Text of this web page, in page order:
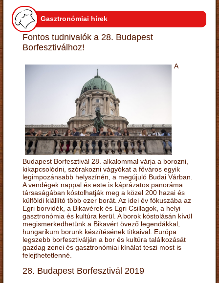
Gasztronómiai hírek
Fontos tudnivalók a 28. Budapest
Borfesztiválhoz!
A
Budapest Borfesztivál 28. alkalommal várja a borozni,
kikapcsolódni, szórakozni vágyókat a főváros egyik
legimpozánsabb helyszínén, a megújuló Budai Várban.
A vendégek nappal és este is káprázatos panoráma
társaságában kóstolhatják meg a közel 200 hazai és
külföldi kiállító több ezer borát. Az idei év fókuszába az
Egri borvidék, a Bikavérek és Egri Csillagok, a helyi
gasztronómia és kultúra kerül. A borok kóstolásán kívül
megismerkedhetünk a Bikavért övező legendákkal,
hungarikum borunk készítésének titkaival. Európa
legszebb borfesztiválján a bor és kultúra találkozását
gazdag zenei és gasztronómiai kínálat teszi most is
felejthetetlenné.
28. Budapest Borfesztivál 2019